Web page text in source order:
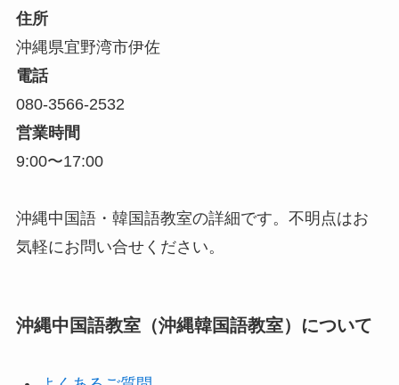
住所
沖縄県宜野湾市伊佐
電話
080-3566-2532
営業時間
9:00〜17:00
沖縄中国語・韓国語教室の詳細です。不明点はお
気軽にお問い合せください。
沖縄中国語教室（沖縄韓国語教室）について